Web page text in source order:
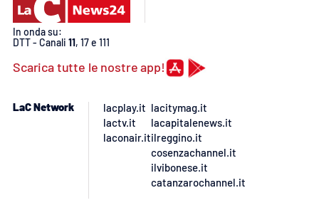
Ilvibonese.it
Catanzarochannel.it
In onda su:
DTT - Canali 11, 17 e 111
Scarica tutte le nostre app!
LaC Network
lacplay.it
lactv.it
laconair.it
lacitymag.it
lacapitalenews.it
ilreggino.it
cosenzachannel.it
ilvibonese.it
catanzarochannel.it